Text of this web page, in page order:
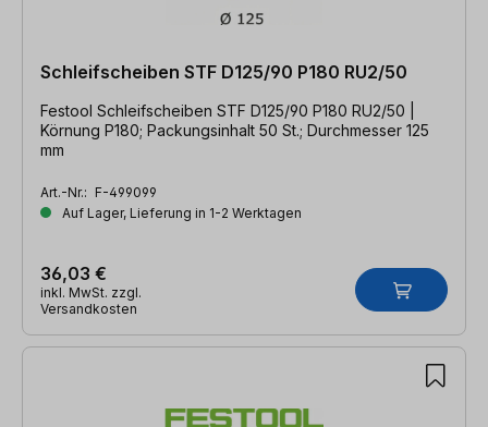
Schleifscheiben STF D125/90 P180 RU2/50
Festool Schleifscheiben STF D125/90 P180 RU2/50 |
Körnung P180; Packungsinhalt 50 St.; Durchmesser 125
mm
Art.-Nr.: F-499099
Auf Lager, Lieferung in 1-2 Werktagen
36,03 €
inkl. MwSt. zzgl.
Versandkosten